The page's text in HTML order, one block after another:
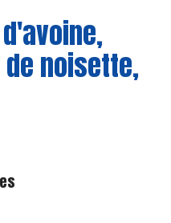
noisette,